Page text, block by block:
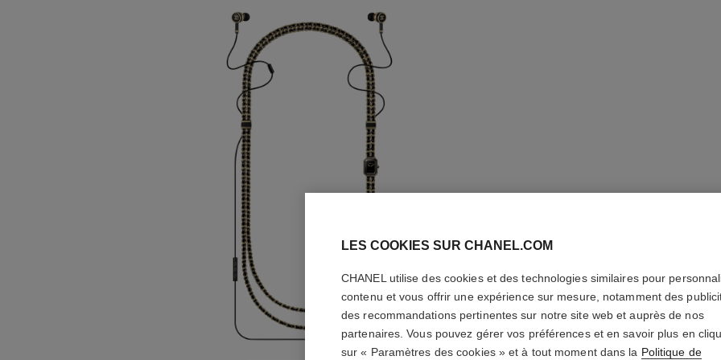
Acier revêtu d'or
LES COOKIES SUR CHANEL.COM
CHANEL utilise des cookies et des technologies similaires pour
contenu et vous offrir une expérience sur mesure, notamment des
des recommandations pertinentes sur notre site web et auprès de nos
partenaires. Vous pouvez gérer vos préférences et en savoir plus en
sur « Paramètres des cookies » et à tout moment dans la Politique de